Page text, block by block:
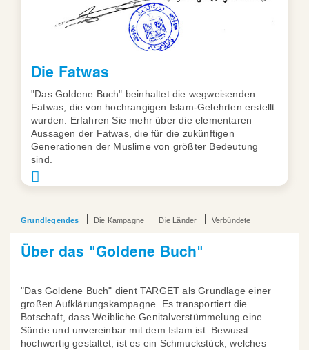
Die Fatwas
"Das Goldene Buch" beinhaltet die wegweisenden
Fatwas, die von hochrangigen Islam-Gelehrten erstellt
wurden. Erfahren Sie mehr über die elementaren
Aussagen der Fatwas, die für die zukünftigen
Generationen der Muslime von größter Bedeutung
sind.
Grundlegendes Die Kampagne Die Länder Verbündete
Über das "Goldene Buch"
"Das Goldene Buch" dient TARGET als Grundlage einer
großen Aufklärungskampagne. Es transportiert die
Botschaft, dass Weibliche Genitalverstümmelung eine
Sünde und unvereinbar mit dem Islam ist. Bewusst
hochwertig gestaltet, ist es ein Schmuckstück, welches